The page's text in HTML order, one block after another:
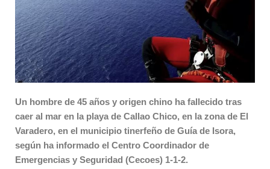
Un hombre de 45 años y origen chino ha fallecido tras
caer al mar en la playa de Callao Chico, en la zona de El
Varadero, en el municipio tinerfeño de Guía de Isora,
según ha informado el Centro Coordinador de
Emergencias y Seguridad (Cecoes) 1-1-2.